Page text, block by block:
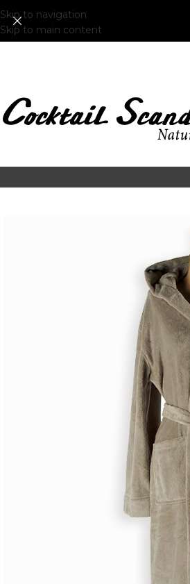
Skip to navigation
Skip to main content